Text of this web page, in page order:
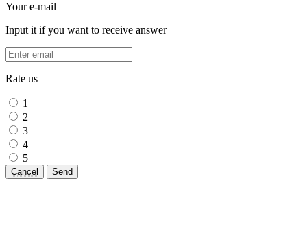
Your e-mail
Input it if you want to receive answer
Rate us
1
2
3
4
5
Cancel Send